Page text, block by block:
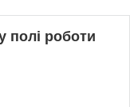
полі роботи